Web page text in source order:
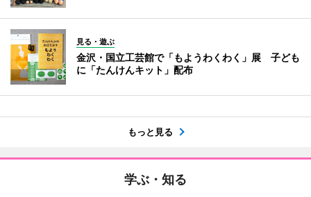
見る・遊ぶ
金沢・国立工芸館で「もようわくわく」展 子ども
に「たんけんキット」配布
もっと見る
学ぶ・知る